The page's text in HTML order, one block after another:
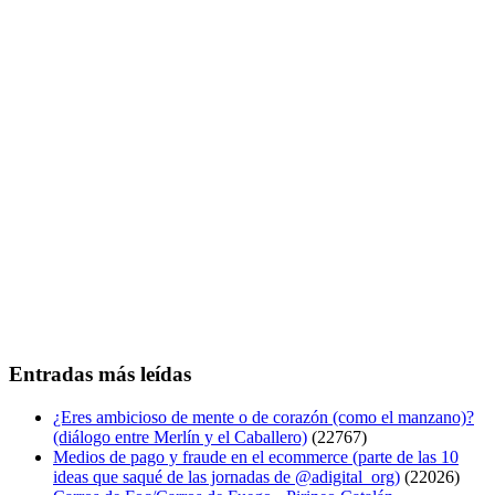
Entradas más leídas
¿Eres ambicioso de mente o de corazón (como el manzano)?
(diálogo entre Merlín y el Caballero) (22767)
Medios de pago y fraude en el ecommerce (parte de las 10
ideas que saqué de las jornadas de @adigital_org) (22026)